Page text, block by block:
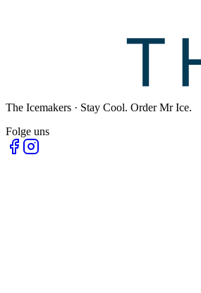
The Icemakers · Stay Cool. Order Mr Ice.
Folge uns